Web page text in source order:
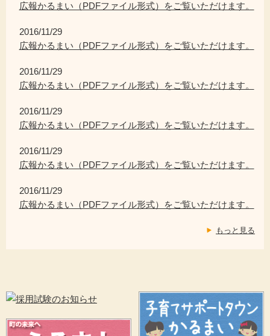
広報かるまい（PDFファイル形式）をご覧いただけます。
2016/11/29
広報かるまい（PDFファイル形式）をご覧いただけます。
2016/11/29
広報かるまい（PDFファイル形式）をご覧いただけます。
2016/11/29
広報かるまい（PDFファイル形式）をご覧いただけます。
2016/11/29
広報かるまい（PDFファイル形式）をご覧いただけます。
2016/11/29
広報かるまい（PDFファイル形式）をご覧いただけます。
もっと見る